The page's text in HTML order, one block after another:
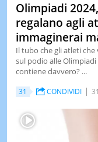
Olimpiadi
regalano agli
immaginerai
Il tubo che gli atleti
sul podio alle
contiene davvero? ...
31 CONDIVIDI